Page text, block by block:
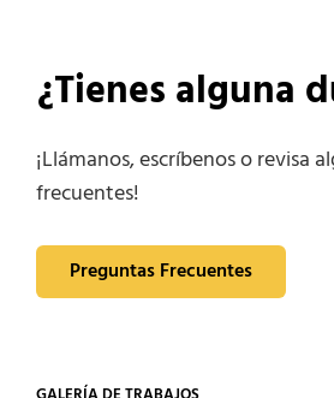
¿Tienes alguna
¡Llámanos, escríbenos o revisa
frecuentes!
Preguntas Frecuentes